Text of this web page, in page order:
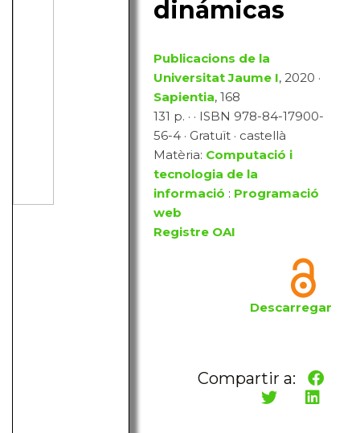
dinámicas
Publicacions de la
Universitat Jaume I, 2020 ·
Sapientia, 168
131 p. · · ISBN 978-84-17900-
56-4 · Gratuït · castellà
Matèria: Computació i
tecnologia de la
informació : Programació
web
Registre OAI
Descarregar
Compartir a: